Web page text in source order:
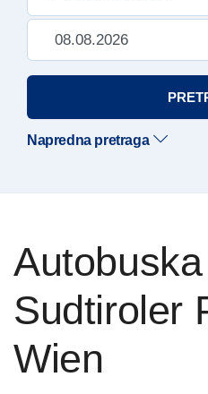
Napredna pretraga
Autobuska stanica
Sudtiroler
Wien